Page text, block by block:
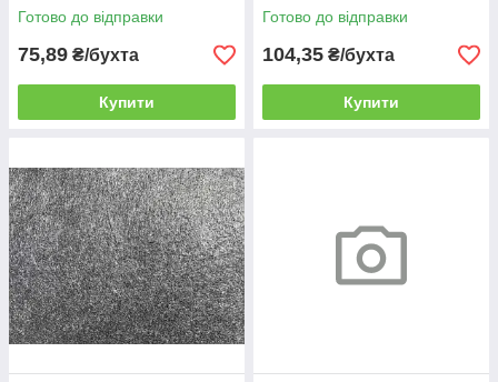
Готово до відправки
75,89 ₴/бухта
Купити
Готово до відправки
104,35 ₴/бухта
Купити